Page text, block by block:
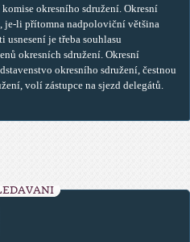
okresního sdružení. Okresní
je-li přítomna nadpoloviční většina
usnesení je třeba souhlasu
okresních sdružení. Okresní
okresního sdružení, čestnou
volí zástupce na sjezd delegátů.